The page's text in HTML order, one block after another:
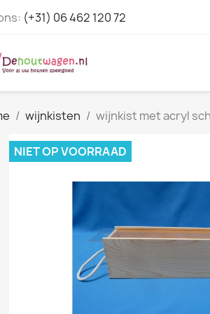
(+31) 06 462 120 72
wijnkisten wijnkist met acryl
NIET OP VOORRAAD